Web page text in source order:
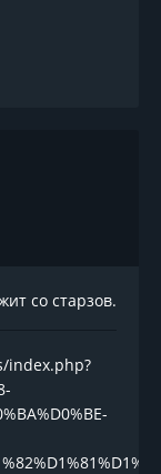
со старзов.
index.php?